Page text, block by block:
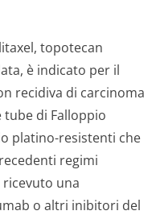
topotecan
è indicato per il
recidiva di carcinoma
tube di Falloppio
platino-resistenti che
regimi
una
o altri inibitori del